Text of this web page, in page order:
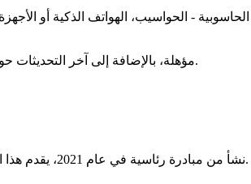
الحاسوبية - الحواسيب، الهواتف الذكية أو
في هذه المقالة، نستكشف معايير الشراء المسموح بها والنصائح لاستخدام ميزانيتك بذكاء. ستكتشف أيضًا بدائل إذا لم تكن AirPods مؤهلة، بالإضافة إلى آخر التحديثات حول النظام.
نشأ من مبادرة رئاسية في عام 2021، يقدم هذا البرنامج وصولًا غير مسبوق إلى الإبداع الفني. مصمم للفرنسيين الذين يبلغون من العمر 18 عامًا، يتوسع الآن ليشمل طلاب المدارس الإعدادية.